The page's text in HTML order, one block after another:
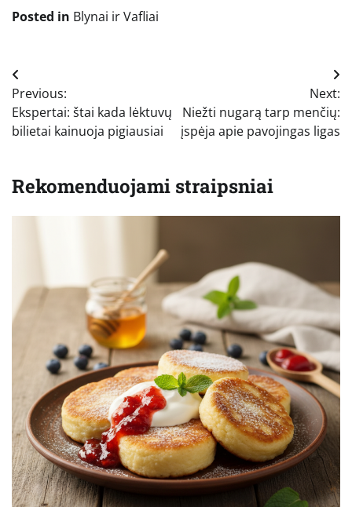
Posted in Blynai ir Vafliai
Navigacija
tarp
įrašų
Previous:
Ekspertai: štai kada lėktuvų
bilietai kainuoja pigiausiai
Next:
Niežti nugarą tarp menčių:
įspėja apie pavojingas ligas
Rekomenduojami straipsniai